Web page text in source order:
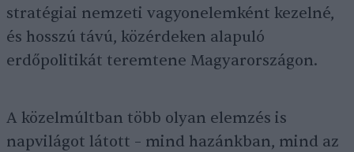
stratégiai nemzeti vagyonelemként kezelné,
és hosszú távú, közérdeken alapuló
erdőpolitikát teremtene Magyarországon.
A közelmúltban több olyan elemzés is
napvilágot látott – mind hazánkban, mind az